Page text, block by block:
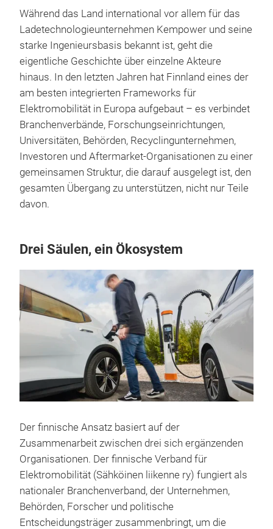
Während das Land international vor allem für das
Ladetechnologieunternehmen Kempower und seine
starke Ingenieursbasis bekannt ist, geht die
eigentliche Geschichte über einzelne Akteure
hinaus. In den letzten Jahren hat Finnland eines der
am besten integrierten Frameworks für
Elektromobilität in Europa aufgebaut – es verbindet
Branchenverbände, Forschungseinrichtungen,
Universitäten, Behörden, Recyclingunternehmen,
Investoren und Aftermarket-Organisationen zu einer
gemeinsamen Struktur, die darauf ausgelegt ist, den
gesamten Übergang zu unterstützen, nicht nur Teile
davon.
Drei Säulen, ein Ökosystem
Der finnische Ansatz basiert auf der
Zusammenarbeit zwischen drei sich ergänzenden
Organisationen. Der finnische Verband für
Elektromobilität (Sähköinen liikenne ry) fungiert als
nationaler Branchenverband, der Unternehmen,
Behörden, Forscher und politische
Entscheidungsträger zusammenbringt, um die